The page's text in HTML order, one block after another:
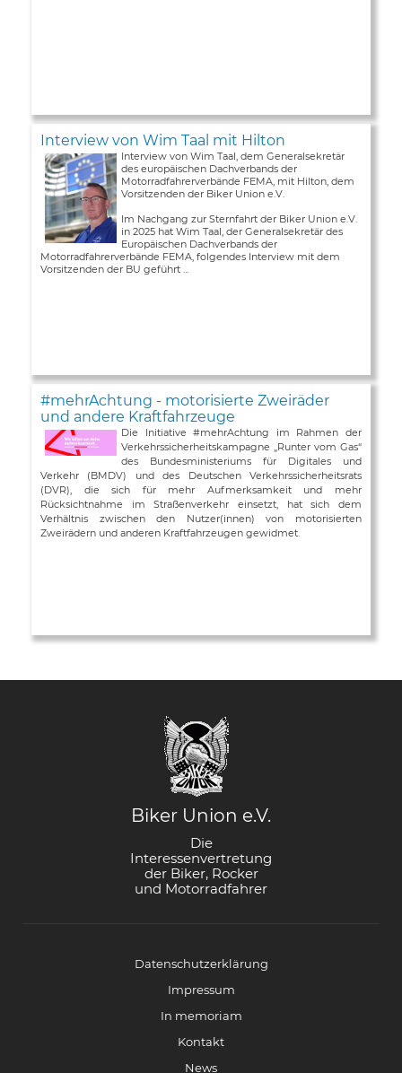
Interview von Wim Taal mit Hilton
Interview von Wim Taal, dem Generalsekretär
des europäischen Dachverbands der
Motorradfahrerverbände FEMA, mit Hilton, dem
Vorsitzenden der Biker Union e.V.
Im Nachgang zur Sternfahrt der Biker Union e.V.
in 2025 hat Wim Taal, der Generalsekretär des
Europäischen Dachverbands der
Motorradfahrerverbände FEMA, folgendes Interview mit dem
Vorsitzenden der BU geführt ...
#mehrAchtung - motorisierte Zweiräder
und andere Kraftfahrzeuge
Die Initiative #mehrAchtung im Rahmen der
Verkehrssicherheitskampagne „Runter vom Gas“
des Bundesministeriums für Digitales und
Verkehr (BMDV) und des Deutschen Verkehrssicherheitsrats
(DVR), die sich für mehr Aufmerksamkeit und mehr
Rücksichtnahme im Straßenverkehr einsetzt, hat sich dem
Verhältnis zwischen den Nutzer(innen) von motorisierten
Zweirädern und anderen Kraftfahrzeugen gewidmet.
Biker Union e.V.
Die
Interessenvertretung
der Biker, Rocker
und Motorradfahrer
Datenschutzerklärung
Impressum
In memoriam
Kontakt
News